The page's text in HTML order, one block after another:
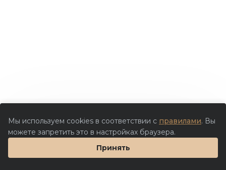
Мы используем cookies в соответствии с правилами. Вы
можете запретить это в настройках браузера.
Принять